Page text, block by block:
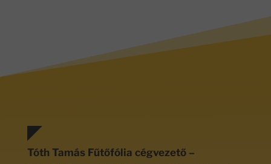
Tóth Tamás Fűtőfólia cégvezető –